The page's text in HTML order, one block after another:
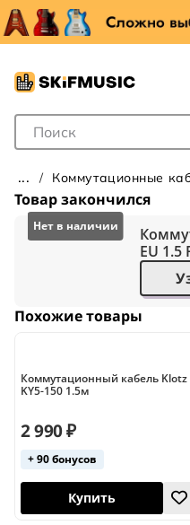
Поле для Поиска
Коммутационные
Товар закончился
EU 1.5
Похожие товары
Коммутационный кабель Klotz
KY5-150 1.5м
2 990 ₽
+ 90 бонусов